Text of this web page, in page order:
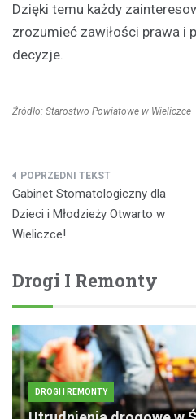
Dzięki temu każdy
zrozumieć zawiłości prawa i
decyzje.
Źródło: Starostwo Powiatowe w Wieliczce
Nawigacja
wpisu
Gabinet Stomatologiczny dla
Dzieci i Młodzieży Otwarto w
Wieliczce!
Drogi I Remonty
DROGI I REMONTY